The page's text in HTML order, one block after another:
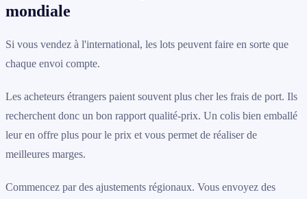
mondiale
Si vous vendez à l'international, les lots peuvent faire en sorte que
chaque envoi compte.
Les acheteurs étrangers paient souvent plus cher les frais de port. Ils
recherchent donc un bon rapport qualité-prix. Un colis bien emballé
leur en offre plus pour le prix et vous permet de réaliser de
meilleures marges.
Commencez par des ajustements régionaux. Vous envoyez des